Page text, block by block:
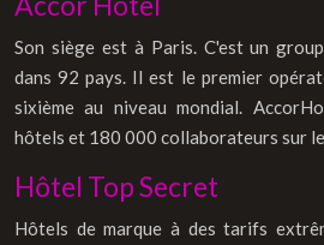
Son siège est à Paris. C'est un
dans 92 pays. Il est le premier
sixième au niveau mondial.
hôtels et 180 000 collaborateurs sur
Hôtel Top Secret
Hôtels de marque à des tarifs